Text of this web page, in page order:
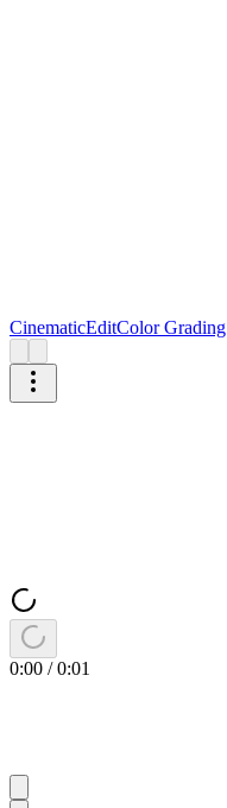
CinematicEditColor Grading
0:00 /0:01